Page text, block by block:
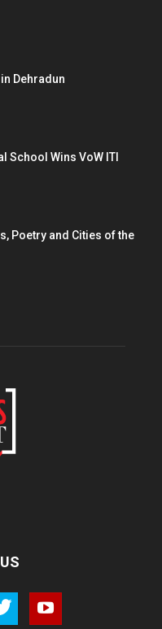
in Dehradun
School Wins VoW ITI
Poetry and Cities of the